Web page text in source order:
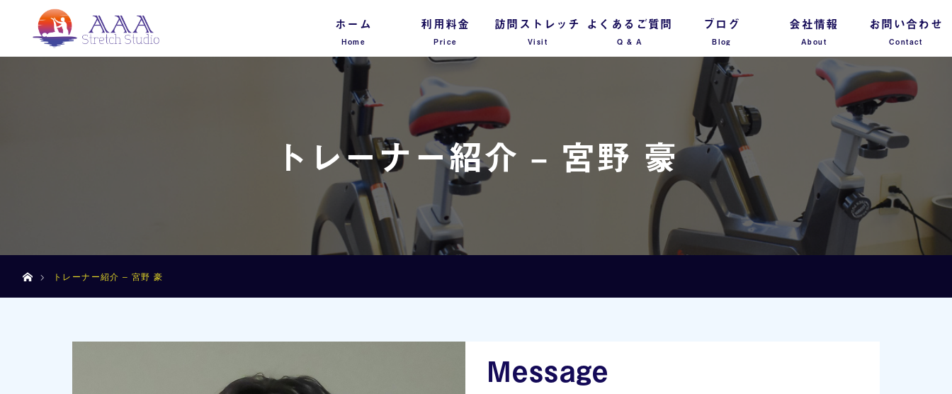
ホーム
Home
利用料金
Price
訪問ストレッチ
Visit
よくあるご質問
Q & A
ブログ
Blog
会社情報
About
お問い合わせ
Contact
トレーナー紹介 – 宮野 豪
トレーナー紹介 – 宮野 豪
Message